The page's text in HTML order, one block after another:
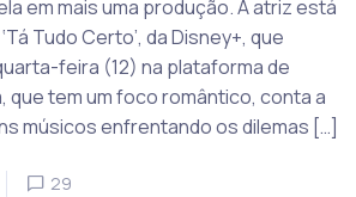
em mais uma produção. A atriz está
Tudo Certo’, da Disney+, que
feira (12) na plataforma de
que tem um foco romântico, conta a
músicos enfrentando os dilemas […]
29